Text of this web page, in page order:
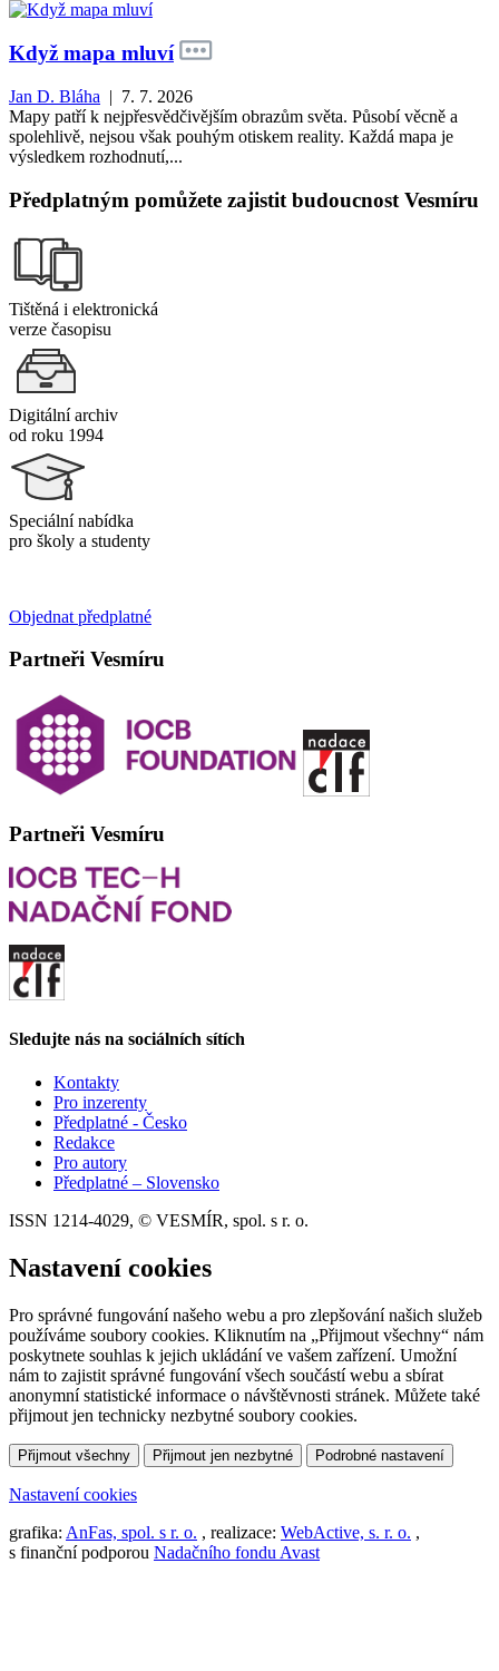
Když mapa mluví
Jan D. Bláha | 7. 7. 2026
Mapy patří k nejpřesvědčivějším obrazům světa. Působí věcně a
spolehlivě, nejsou však pouhým otiskem reality. Každá mapa je
výsledkem rozhodnutí,...
Předplatným pomůžete zajistit budoucnost Vesmíru
Tištěná i elektronická
verze časopisu
Digitální archiv
od roku 1994
Speciální nabídka
pro školy a studenty
Objednat předplatné
Partneři Vesmíru
Partneři Vesmíru
Sledujte nás na sociálních sítích
Kontakty
Pro inzerenty
Předplatné - Česko
Redakce
Pro autory
Předplatné – Slovensko
ISSN 1214-4029, © VESMÍR, spol. s r. o.
Nastavení cookies
Pro správné fungování našeho webu a pro zlepšování našich služeb
používáme soubory cookies. Kliknutím na „Přijmout všechny“ nám
poskytnete souhlas k jejich ukládání ve vašem zařízení. Umožní
nám to zajistit správné fungování všech součástí webu a sbírat
anonymní statistické informace o návštěvnosti stránek. Můžete také
přijmout jen technicky nezbytné soubory cookies.
Přijmout všechny Přijmout jen nezbytné Podrobné nastavení
Nastavení cookies
grafika: AnFas, spol. s r. o. , realizace: WebActive, s. r. o. ,
s finanční podporou Nadačního fondu Avast